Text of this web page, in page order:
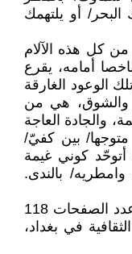
البحر/ أو يلتهمك
كل هذه الآلام
أمامه، يقرع
الوعود الغارقة
والشوق، هي من
والجادة العاجة
متوجها/ بين كفيّ/
كوني غيمة
بالندى.
المجموعة من القطع المتوسط، يبلغ عدد الصفحات 118
في بغداد،